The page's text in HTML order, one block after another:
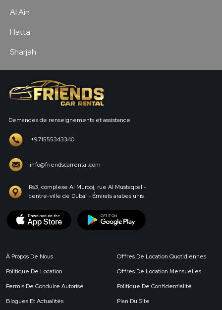
Al Ain
Hatta
Sharjah
Demandes de renseignements et assistance
+971555343340
info@friendscarrental.com
Rs3, complexe Al Murooj, rue Al Mustaqbal -
centre-ville de Dubaï - Émirats arabes unis
À Propos De Nous
Politique De Location
Permis De Conduire Autorisé
Blogues Et Actualités
Offres De Location Quotidiennes
Offres De Location Mensuelles
Politique De Confidentialité
Plan Du Site